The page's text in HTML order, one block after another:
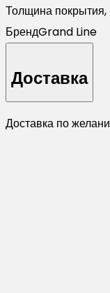
Толщина покрытия,
БрендGrand Line
Доставка
Доставка по